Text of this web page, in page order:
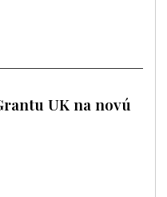
UK na novú